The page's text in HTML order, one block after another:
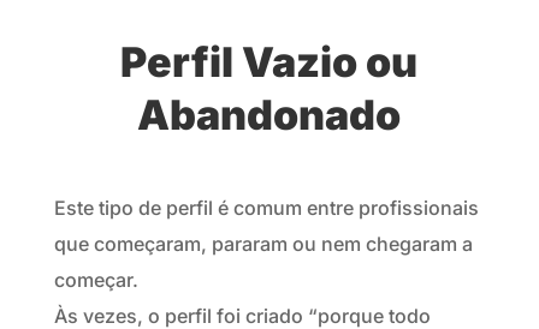
Perfil Vazio ou
Abandonado
Este tipo de perfil é comum entre profissionais
que começaram, pararam ou nem chegaram a
começar.
Às vezes, o perfil foi criado “porque todo